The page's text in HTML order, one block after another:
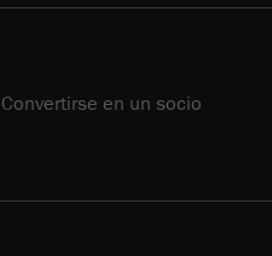
Convertirse en un socio